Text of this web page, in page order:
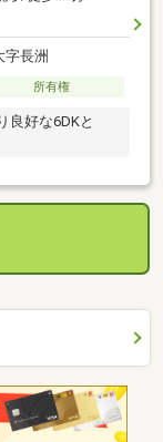
字長洲
所有権
良好な6DKと